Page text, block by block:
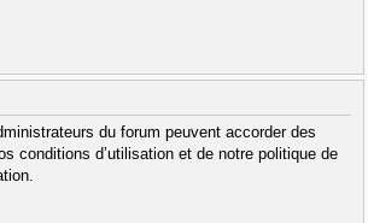
du forum peuvent accorder des
conditions d’utilisation et de notre politique de